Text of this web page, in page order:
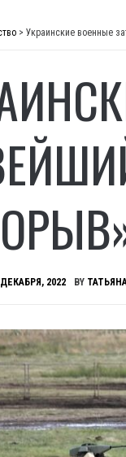
> Украинские военные
2022 BY